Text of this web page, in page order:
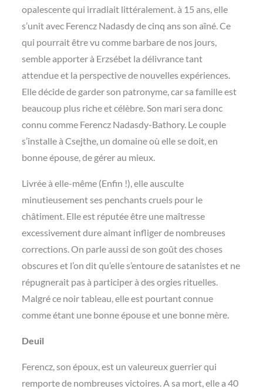
opalescente qui irradiait littéralement. à 15 ans, elle
s’unit avec Ferencz Nadasdy de cinq ans son aîné. Ce
qui pourrait être vu comme barbare de nos jours,
semble apporter à Erzsébet la délivrance tant
attendue et la perspective de nouvelles expériences.
Elle décide de garder son patronyme, car sa famille est
beaucoup plus riche et célèbre. Son mari sera donc
connu comme Ferencz Nadasdy-Bathory. Le couple
s’installe à Csejthe, un domaine où elle se doit, en
bonne épouse, de gérer au mieux.
Livrée à elle-même (Enfin !), elle ausculte
minutieusement ses penchants cruels pour le
châtiment. Elle est réputée être une maîtresse
excessivement dure aimant infliger de nombreuses
corrections. On parle aussi de son goût des choses
obscures et l’on dit qu’elle s’entoure de satanistes et ne
répugnerait pas à participer à des orgies rituelles.
Malgré ce noir tableau, elle est pourtant connue
comme étant une bonne épouse et une bonne mère.
Deuil
Ferencz, son époux, est un valeureux guerrier qui
remporte de nombreuses victoires. A sa mort, elle a 40